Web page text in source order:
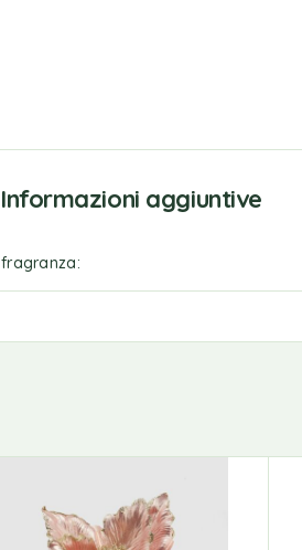
Informazioni aggiuntive
fragranza